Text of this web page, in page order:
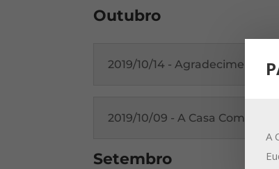
Outubro
2019/10/14 - Agradecimento
2019/10/09 - A Casa Comum
Setembro
A